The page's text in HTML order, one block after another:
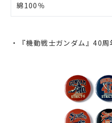
綿100％
・『機動戦士ガンダム』40